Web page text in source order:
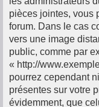
pièces jointes, vous
forum. Dans le cas
vers une image
public, comme par
« http://
pourrez cependant
présentes sur votre
évidemment, que